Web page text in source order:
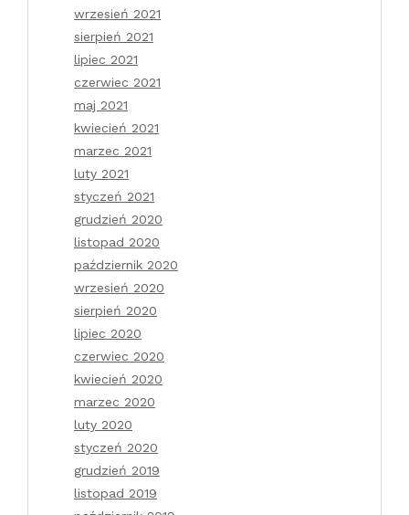
wrzesień 2021
sierpień 2021
lipiec 2021
czerwiec 2021
maj 2021
kwiecień 2021
marzec 2021
luty 2021
styczeń 2021
grudzień 2020
listopad 2020
październik 2020
wrzesień 2020
sierpień 2020
lipiec 2020
czerwiec 2020
kwiecień 2020
marzec 2020
luty 2020
styczeń 2020
grudzień 2019
listopad 2019